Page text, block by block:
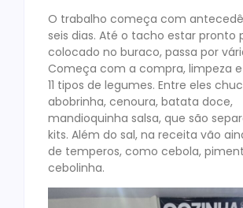
O trabalho começa com
seis dias. Até o tacho estar pronto
colocado no buraco, passa por
Começa com a compra, limpeza
11 tipos de legumes. Entre eles
abobrinha, cenoura, batata doce,
mandioquinha salsa, que são
kits. Além do sal, na receita vão
de temperos, como cebola,
cebolinha.